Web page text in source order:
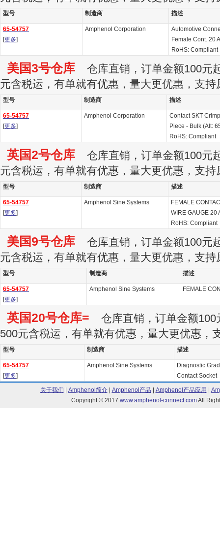
型号 制造商 描述
65-54757
[更多]
Amphenol Corporation
Automotive
Female Cont. 20
RoHS: Compliant
美国3号仓库 仓库直销，订单金额100元
元含税运，有单就有优惠，量大更优惠，支持
型号 制造商 描述
65-54757
[更多]
Amphenol Corporation
Contact SKT
Piece - Bulk (Alt:
RoHS: Compliant
英国2号仓库 仓库直销，订单金额100元
元含税运，有单就有优惠，量大更优惠，支持
型号 制造商 描述
65-54757
[更多]
Amphenol Sine Systems
FEMALE
WIRE GAUGE 20
RoHS: Compliant
美国9号仓库 仓库直销，订单金额100元
元含税运，有单就有优惠，量大更优惠，支持
型号 制造商 描述
65-54757
[更多]
Amphenol Sine Systems FEMALE
英国20号仓库= 仓库直销，订单金额100
500元含税运，有单就有优惠，量大更优惠，
型号 制造商 描述
65-54757
[更多]
Amphenol Sine Systems
Diagnostic
Contact Socket
关于我们 Amphenol简介| Amphenol产品 Amphenol产品应用
Copyright © 2017 www.amphenol-connect.comAll